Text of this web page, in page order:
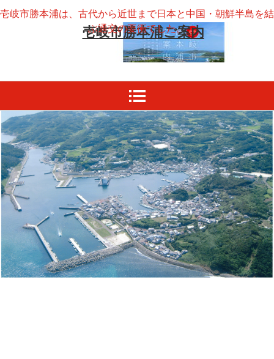
壱岐市勝本浦ご案内
壱岐市勝本浦は、古代から近世まで日本と中国・朝鮮半島を結
ぶ通交の要衝でした。